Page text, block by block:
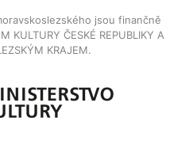
jsou finančně
KULTURY ČESKÉ REPUBLIKY A
KRAJEM.